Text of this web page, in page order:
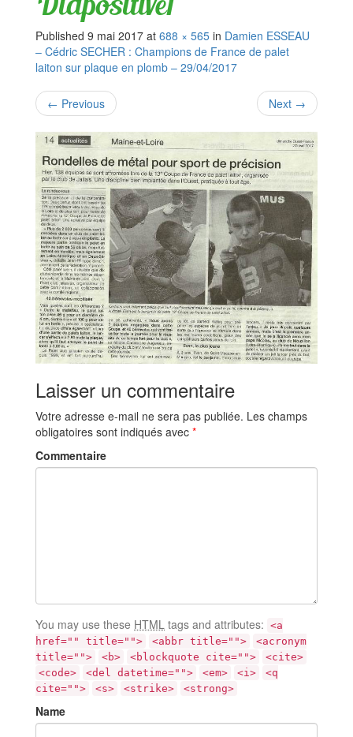
Published 9 mai 2017 at 688 × 565 in Damien ESSEAU
– Cédric SECHER : Champions de France de palet
laiton sur plaque en plomb – 29/04/2017
← Previous Next →
Laisser un commentaire
Votre adresse e-mail ne sera pas publiée. Les champs
obligatoires sont indiqués avec *
Commentaire
You may use these HTML tags and attributes: <a
href="" title="">
<abbr title="">
<acronym
title="">
<b> <blockquote cite="">
<cite>
<code>
<del datetime=""> <em> <i>
<q
cite="">
<s> <strike> <strong>
Name